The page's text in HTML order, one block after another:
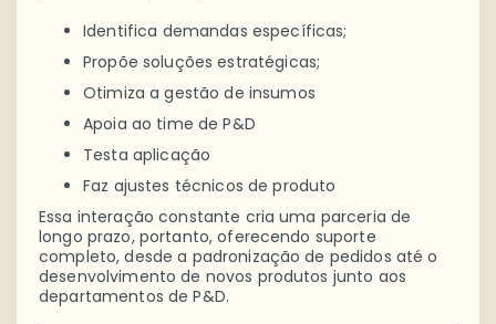
Identifica demandas específicas;
Propõe soluções estratégicas;
Otimiza a gestão de insumos
Apoia ao time de P&D
Testa aplicação
Faz ajustes técnicos de produto
Essa interação constante cria uma parceria de
longo prazo, portanto, oferecendo suporte
completo, desde a padronização de pedidos até o
desenvolvimento de novos produtos junto aos
departamentos de P&D.